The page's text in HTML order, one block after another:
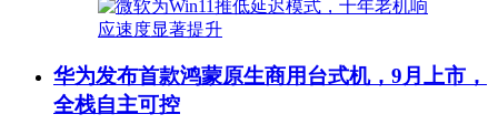
华为发布首款鸿蒙原生商用台式机，9月上市，
全栈自主可控